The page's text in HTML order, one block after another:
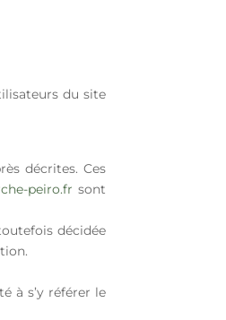
du site
décrites. Ces
peiro.fr sont
décidée
à s’y référer le